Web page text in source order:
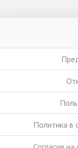
Политика в